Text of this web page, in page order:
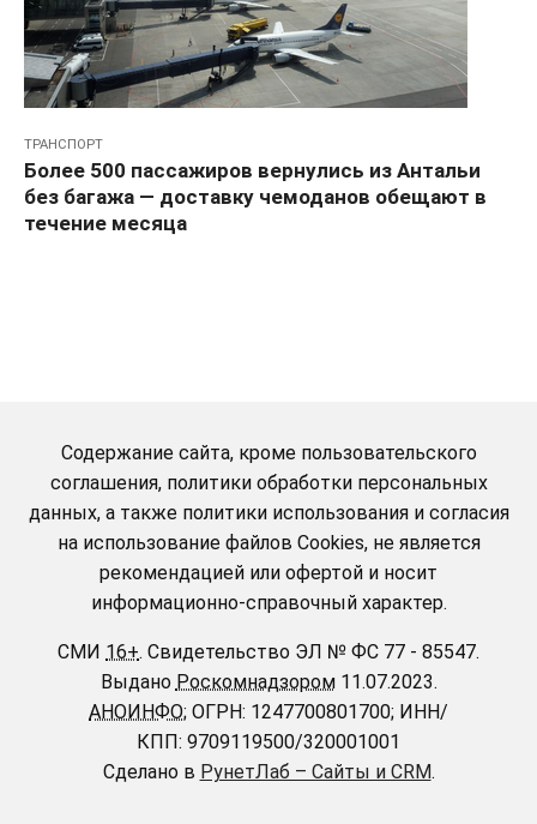
ТРАНСПОРТ
Более 500 пассажиров вернулись из Антальи
без багажа — доставку чемоданов обещают в
течение месяца
Содержание сайта, кроме пользовательского
соглашения, политики обработки персональных
данных, а также политики использования и согласия
на использование файлов Cookies, не является
рекомендацией или офертой и носит
информационно-справочный характер.
СМИ 16+. Свидетельство ЭЛ № ФС 77 - 85547.
Выдано Роскомнадзором11.07.2023.
АНОИНФО; ОГРН: 1247700801700; ИНН/
КПП: 9709119500/320001001
Сделано в РунетЛаб – Сайты и CRM.